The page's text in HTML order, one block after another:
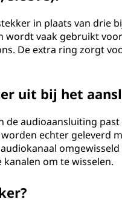
in plaats van drie
wordt vaak gebruikt voor
De extra ring zorgt
uit bij het
de audioaansluiting past
echter geleverd
omgewisseld
om te wisselen.